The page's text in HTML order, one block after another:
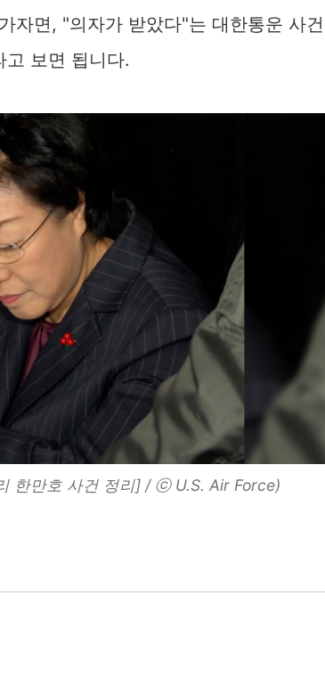
자면, "의자가 받았다"는 대한통운 사건
보면 됩니다.
한만호 사건 정리] / ⓒ U.S. Air Force)